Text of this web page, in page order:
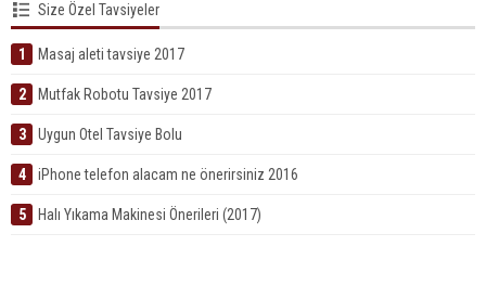
Size Özel Tavsiyeler
1 Masaj aleti tavsiye 2017
2 Mutfak Robotu Tavsiye 2017
3 Uygun Otel Tavsiye Bolu
4 iPhone telefon alacam ne önerirsiniz 2016
5 Halı Yıkama Makinesi Önerileri (2017)